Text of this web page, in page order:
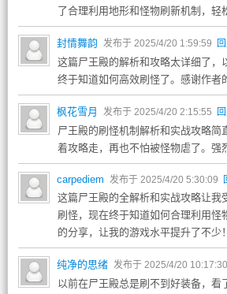
了合理利用地形和怪物刷新机制，轻
封情舞韵 发布于 2025/4/20 1:59:59
这篇尸王殿的解析和攻略太详细了，
终于知道如何高效刷怪了。感谢作者
枫花雪月 发布于 2025/4/20 2:15:55
尸王殿的刷怪机制解析和实战攻略简
着攻略走，再也不怕被怪物虐了。强
carpediem 发布于 2025/4/20 5:30:09
这篇尸王殿的全解析和实战攻略让我
刷怪，现在终于知道如何合理利用怪
的分享，让我的游戏水平提升了不少！
纯净的思绪 发布于 2025/4/20 10:17:30
以前在尸王殿总是刷不到好装备，看